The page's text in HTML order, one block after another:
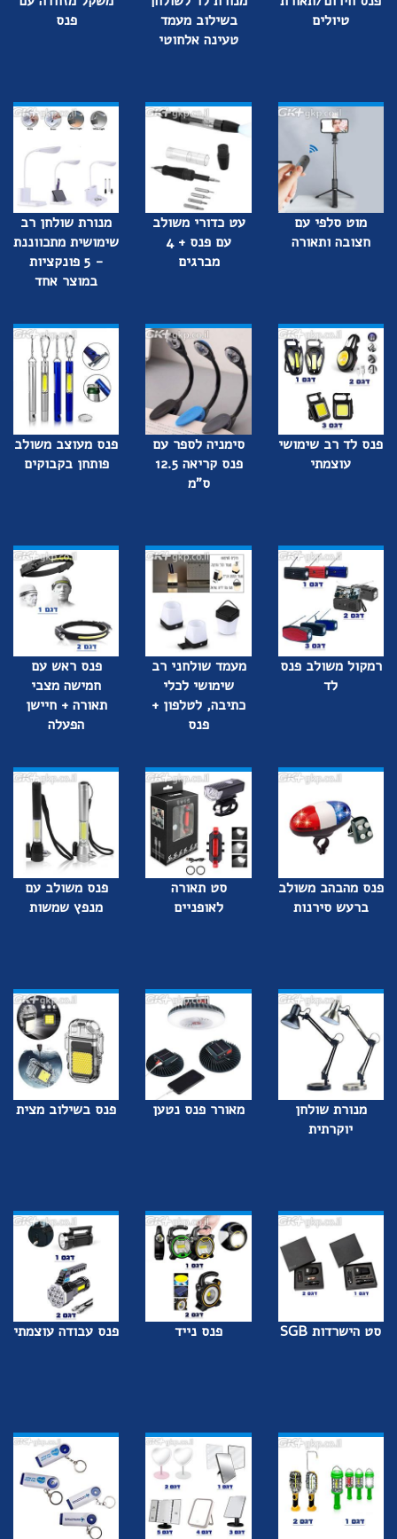
טיולים
בשילוב מעמד
טעינה אלחוטי
פנס
מוט סלפי עם
חצובה ותאורה
עט כדורי משולב
עם פנס + 4
מברגים
מנורת שולחן רב
שימושית מתכווננת
- 5 פונקציות
במוצר אחד
פנס לד רב שימושי
עוצמתי
סימניה לספר עם
פנס קריאה 12.5
ס"מ
פנס מעוצב משולב
פותחן בקבוקים
רמקול משולב פנס
לד
מעמד שולחני רב
שימושי לכלי
כתיבה, לטלפון +
פנס
פנס ראש עם
חמישה מצבי
תאורה + חיישן
הפעלה
פנס מהבהב משולב
ברעש סירנות
סט תאורה
לאופניים
פנס משולב עם
מנפץ שמשות
מנורת שולחן
יוקרתית
מאורר פנס נטען פנס בשילוב מצית
סט הישרדות SGB פנס נייד פנס עבודה עוצמתי